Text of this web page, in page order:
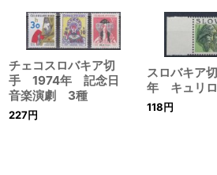
チェコスロバキア切
手 1974年 記念日
音楽演劇 3種
227円
スロバキア
年 キュリ
118円